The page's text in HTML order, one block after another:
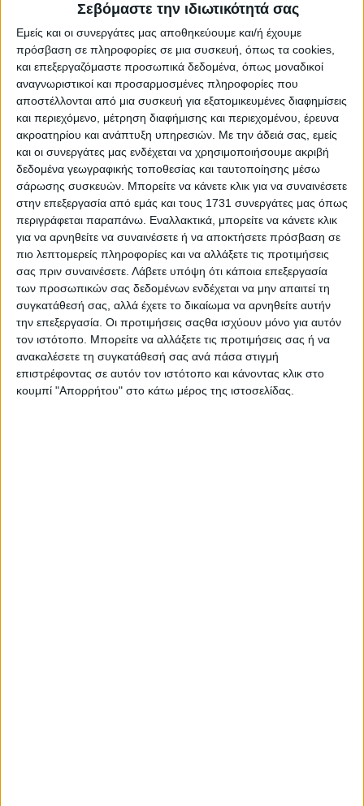
Σεβόμαστε την ιδιωτικότητά σας
Εμείς και οι συνεργάτες μας αποθηκεύουμε και/ή έχουμε
πρόσβαση σε πληροφορίες σε μια συσκευή, όπως τα cookies,
και επεξεργαζόμαστε προσωπικά δεδομένα, όπως μοναδικοί
αναγνωριστικοί και προσαρμοσμένες πληροφορίες που
αποστέλλονται από μια συσκευή για εξατομικευμένες διαφημίσεις
και περιεχόμενο, μέτρηση διαφήμισης και περιεχομένου, έρευνα
ακροατηρίου και ανάπτυξη υπηρεσιών. Με την άδειά σας, εμείς
και οι συνεργάτες μας ενδέχεται να χρησιμοποιήσουμε ακριβή
δεδομένα γεωγραφικής τοποθεσίας και ταυτοποίησης μέσω
σάρωσης συσκευών. Μπορείτε να κάνετε κλικ για να συναινέσετε
στην επεξεργασία από εμάς και τους 1731 συνεργάτες μας όπως
περιγράφεται παραπάνω. Εναλλακτικά, μπορείτε να κάνετε κλικ
για να αρνηθείτε να συναινέσετε ή να αποκτήσετε πρόσβαση σε
πιο λεπτομερείς πληροφορίες και να αλλάξετε τις προτιμήσεις
σας πριν συναινέσετε. Λάβετε υπόψη ότι κάποια επεξεργασία
των προσωπικών σας δεδομένων ενδέχεται να μην απαιτεί τη
συγκατάθεσή σας, αλλά έχετε το δικαίωμα να αρνηθείτε αυτήν
την επεξεργασία. Οι προτιμήσεις σαςθα ισχύουν μόνο για αυτόν
τον ιστότοπο. Μπορείτε να αλλάξετε τις προτιμήσεις σας ή να
ανακαλέσετε τη συγκατάθεσή σας ανά πάσα στιγμή
επιστρέφοντας σε αυτόν τον ιστότοπο και κάνοντας κλικ στο
κουμπί "Απορρήτου" στο κάτω μέρος της ιστοσελίδας.
Αναλυτικά οι κατηγορίες και υπο-παρεμβάσεις των
Τοπικών Προγραμμάτων, βασικές αρχές επιλεξιμότητας
και καθεστώτα ενίσχυσης έχουν ως εξής:
Τα τοπικά προγράμματα διαρθρώνονται στις ακόλουθες
κατηγορίες και υπο-παρεμβάσεις:
Κατηγορία 1: Ενδυνάμωση της τοπικής οικονομίας. Ο